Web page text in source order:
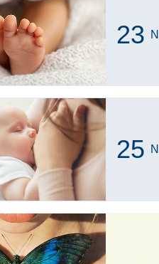
23
25